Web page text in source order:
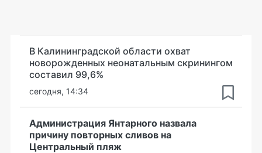
В Калининградской области охват
новорожденных неонатальным скринингом
составил 99,6%
сегодня, 14:34
Администрация Янтарного назвала
причину повторных сливов на
Центральный пляж